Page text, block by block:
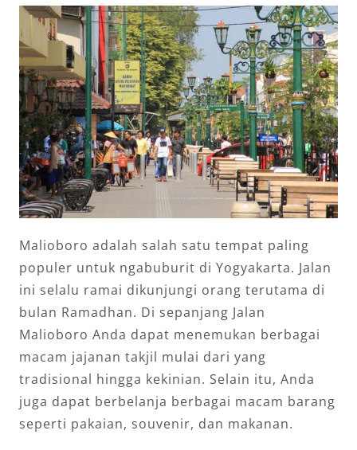
Malioboro adalah salah satu tempat paling
populer untuk ngabuburit di Yogyakarta. Jalan
ini selalu ramai dikunjungi orang terutama di
bulan Ramadhan. Di sepanjang Jalan
Malioboro Anda dapat menemukan berbagai
macam jajanan takjil mulai dari yang
tradisional hingga kekinian. Selain itu, Anda
juga dapat berbelanja berbagai macam barang
seperti pakaian, souvenir, dan makanan.